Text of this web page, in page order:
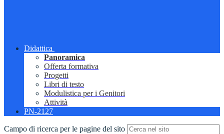
Didattica
Panoramica
Offerta formativa
Progetti
Libri di testo
Modulistica per i Genitori
Attività
PN-2127
Campo di ricerca per le pagine del sito